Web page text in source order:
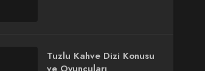
Tuzlu Kahve Dizi Konusu